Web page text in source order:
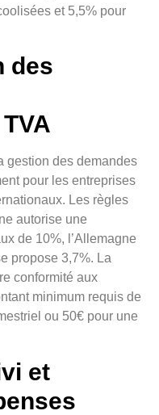
et 5,5% pour
des
gestion des demandes
pour les entreprises
Les règles
autorise une
de 10%, l’Allemagne
propose 3,7%. La
conformité aux
minimum requis de
ou 50€ pour une
et